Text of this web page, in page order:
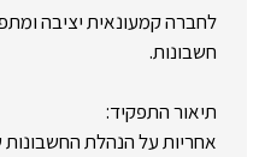
חשבונות.
תיאור התפקיד:
אחריות על הנהלת